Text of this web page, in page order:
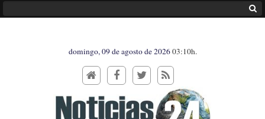
domingo, 09 de agosto de 202603:10h.